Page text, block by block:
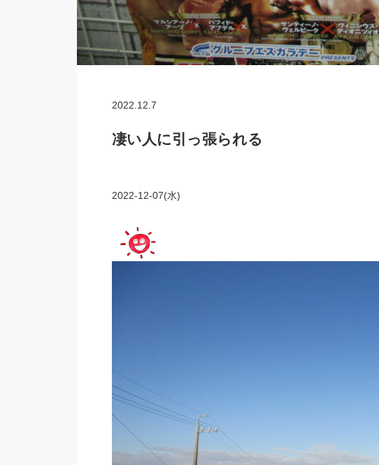
2022.12.7
凄い人に引っ張られる
2022-12-07(水)